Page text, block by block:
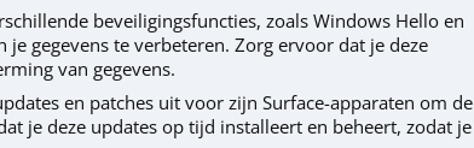
beveiligingsfuncties, zoals Windows Hello en
gegevens te verbeteren. Zorg ervoor dat je deze
van gegevens.
en patches uit voor zijn Surface-apparaten om de
je deze updates op tijd installeert en beheert, zodat je